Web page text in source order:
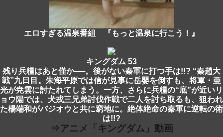
エロすぎる温泉番組 『もっと温泉に行こう！』
キングダム 53
残り兵糧はあと僅か──。後がない秦軍に打つ手は!!? “秦趙大
戦”九日目。朱海平原では信が見事に岳嬰を倒すも、将軍・亜
光が尭雲に討たれてしまう。一方、さらに兵糧の“底”が近いリ
ョウ陽では、犬戎三兄弟討伐作戦で二人を討ち取るも、狙われ
た楊端和がバジオウと共に窮地に。絶体絶命の秦軍に逆転の術
は!!?
⇒アニメ「キングダム」動画